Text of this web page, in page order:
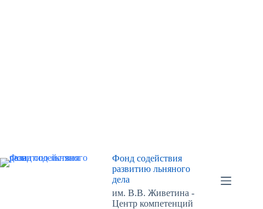
Фонд содействия
развитию льняного
дела
им. В.В. Живетина -
Центр компетенций